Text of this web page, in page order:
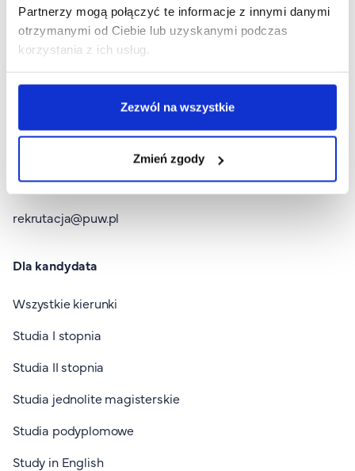
Partnerzy mogą połączyć te informacje z innymi danymi
otrzymanymi od Ciebie lub uzyskanymi podczas
korzystania z ich usług.
Zezwól na wszystkie
Zmień zgody
Wirtualny Pokój Studenta
Platforma zdalnego nauczania
Kontakt
rekrutacja@puw.pl
Dla kandydata
Wszystkie kierunki
Studia I stopnia
Studia II stopnia
Studia jednolite magisterskie
Studia podyplomowe
Study in English